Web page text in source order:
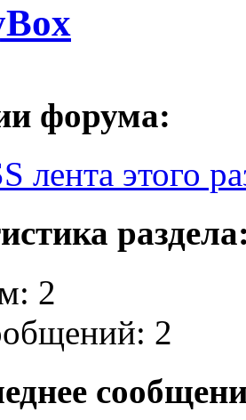
форума:
лента этого
2
2